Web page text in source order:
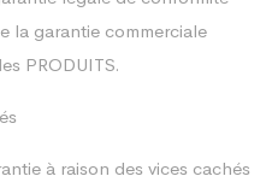
la garantie commerciale
PRODUITS.
à raison des vices cachés